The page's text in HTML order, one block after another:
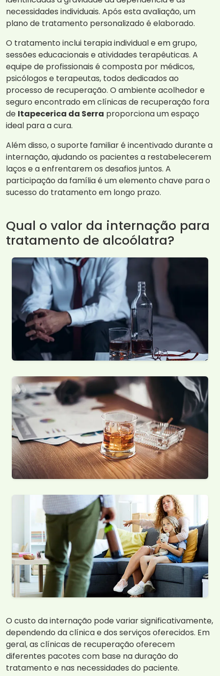
necessidades individuais. Após esta avaliação, um
plano de tratamento personalizado é elaborado.
O tratamento inclui terapia individual e em grupo,
sessões educacionais e atividades terapêuticas. A
equipe de profissionais é composta por médicos,
psicólogos e terapeutas, todos dedicados ao
processo de recuperação. O ambiente acolhedor e
seguro encontrado em clínicas de recuperação fora
de Itapecerica da Serra proporciona um espaço
ideal para a cura.
Além disso, o suporte familiar é incentivado durante a
internação, ajudando os pacientes a restabelecerem
laços e a enfrentarem os desafios juntos. A
participação da família é um elemento chave para o
sucesso do tratamento em longo prazo.
Qual o valor da internação para
tratamento de alcoólatra?
O custo da internação pode variar significativamente,
dependendo da clínica e dos serviços oferecidos. Em
geral, as clínicas de recuperação oferecem
diferentes pacotes com base na duração do
tratamento e nas necessidades do paciente.